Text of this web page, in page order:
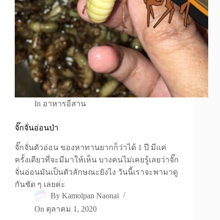
In อาหารอีสาน
จั๊กจั่นอ่อนป่า
จั๊กจั่นตัวอ่อน ของหาทานยากก็ว่าได้ 1 ปี มีแค่
ครั้งเดียวที่จะมีมาให้เห็น บางคนไม่เคยรู้เลยว่าจั๊ก
จั่นอ่อนมันเป็นตัวลักษณะยังไง วันนี้เราจะพามาดู
กันชัด ๆ เลยค่ะ
By Kamolpan Naonai
On ตุลาคม 1, 2020